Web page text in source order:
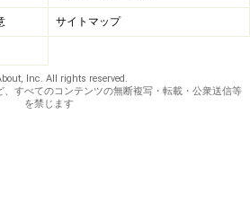
サイトマップ
Inc. All rights reserved.
すべてのコンテンツの無断複写・転載・公衆送信等
を禁じます